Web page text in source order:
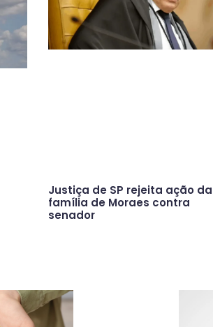
Justiça de SP rejeita ação da
família de Moraes contra
senador